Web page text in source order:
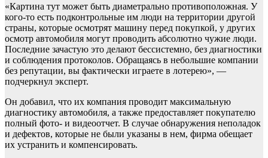
«Картина тут может быть диаметрально противоположная. У
кого-то есть подконтрольные им люди на территории другой
страны, которые осмотрят машину перед покупкой, у других
осмотр автомобиля могут проводить абсолютно чужие люди.
Последние зачастую это делают бессистемно, без диагностики
и соблюдения протоколов. Обращаясь в небольшие компании
без репутации, вы фактически играете в лотерею», —
подчеркнул эксперт.
Он добавил, что их компания проводит максимальную
диагностику автомобиля, а также предоставляет покупателю
полный фото- и видеоотчет. В случае обнаружения неполадок
и дефектов, которые не были указаны в нем, фирма обещает
их устранить и компенсировать.